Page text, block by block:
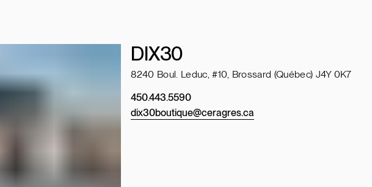
DIX30
8240 Boul. Leduc, #10, Brossard (Québec) J4Y 0K7
450.443.5590
dix30boutique@ceragres.ca